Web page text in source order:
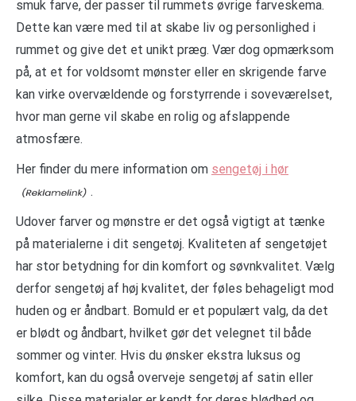
smuk farve, der passer til rummets øvrige farveskema.
Dette kan være med til at skabe liv og personlighed i
rummet og give det et unikt præg. Vær dog opmærksom
på, at et for voldsomt mønster eller en skrigende farve
kan virke overvældende og forstyrrende i soveværelset,
hvor man gerne vil skabe en rolig og afslappende
atmosfære.
Her finder du mere information om sengetøj i hør
.
Udover farver og mønstre er det også vigtigt at tænke
på materialerne i dit sengetøj. Kvaliteten af sengetøjet
har stor betydning for din komfort og søvnkvalitet. Vælg
derfor sengetøj af høj kvalitet, der føles behageligt mod
huden og er åndbart. Bomuld er et populært valg, da det
er blødt og åndbart, hvilket gør det velegnet til både
sommer og vinter. Hvis du ønsker ekstra luksus og
komfort, kan du også overveje sengetøj af satin eller